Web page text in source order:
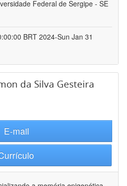
Federal de Sergipe - SE
BRT 2024-Sun Jan 31
da Silva Gesteira
E-mail